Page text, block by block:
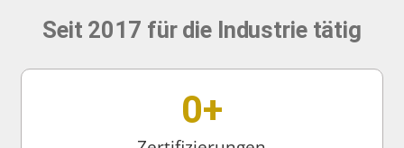
Seit 2017 für die Industrie tätig
0+